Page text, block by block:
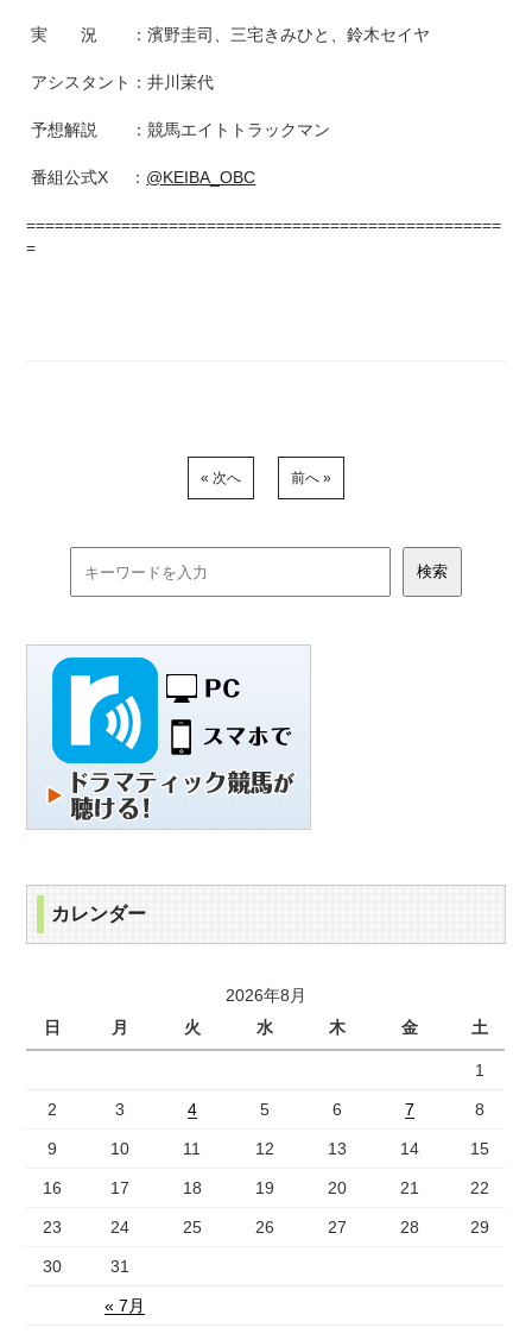
実 況 ：濱野圭司、三宅きみひと、鈴木セイヤ
アシスタント：井川茉代
予想解説 ：競馬エイトトラックマン
番組公式X ： @KEIBA_OBC
==================================================
=
« 次へ 前へ »
カレンダー
2026年8月
日
月 火 水 木 金 土
« 7月
1
2 3 4 5 6 7 8
9 10 11 12 13 14 15
16 17 18 19 20 21 22
23 24 25 26 27 28 29
30 31